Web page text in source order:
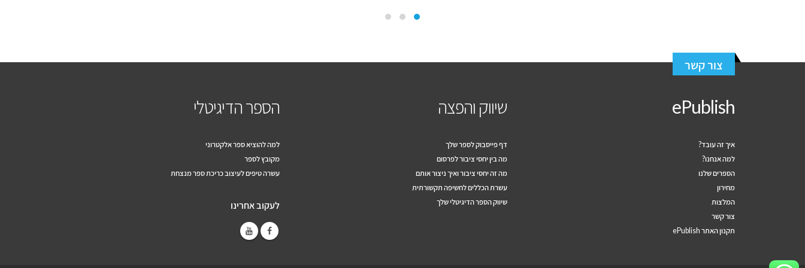
צור קשר
ePublish
איך זה עובד?
למה אנחנו?
הספרים שלנו
מחירון
המלצות
צור קשר
תקנון האתר ePublish
שיווק והפצה
דף פייסבוק לספר שלך
מה בין יחסי ציבור לפרסום
מה זה יחסי ציבור ואיך ניצור אותם
עשרת הכללים לחשיפה תקשורתית
שיווק הספר הדיגיטלי שלך
הספר הדיגיטלי
למה להוציא ספר אלקטרוני
מקובץ לספר
עשרה טיפים לעיצוב כריכת ספר מנצחת
לעקוב אחרינו